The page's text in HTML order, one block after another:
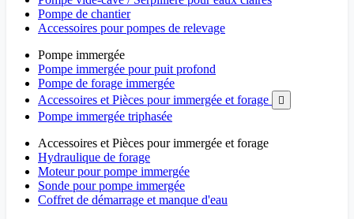
Pompe de chantier
Accessoires pour pompes de relevage
Pompe immergée
Pompe immergée pour puit profond
Pompe de forage immergée
Accessoires et Pièces pour immergée et forage

Pompe immergée triphasée
Accessoires et Pièces pour immergée et forage
Hydraulique de forage
Moteur pour pompe immergée
Sonde pour pompe immergée
Coffret de démarrage et manque d'eau